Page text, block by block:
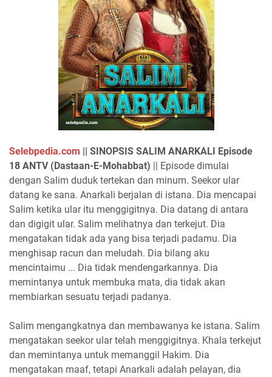
Selebpedia.com || SINOPSIS SALIM ANARKALI Episode
18 ANTV (Dastaan-E-Mohabbat) || Episode dimulai
dengan Salim duduk tertekan dan minum. Seekor ular
datang ke sana. Anarkali berjalan di istana. Dia mencapai
Salim ketika ular itu menggigitnya. Dia datang di antara
dan digigit ular. Salim melihatnya dan terkejut. Dia
mengatakan tidak ada yang bisa terjadi padamu. Dia
menghisap racun dan meludah. Dia bilang aku
mencintaimu ... Dia tidak mendengarkannya. Dia
memintanya untuk membuka mata, dia tidak akan
membiarkan sesuatu terjadi padanya.
Salim mengangkatnya dan membawanya ke istana. Salim
mengatakan seekor ular telah menggigitnya. Khala terkejut
dan memintanya untuk memanggil Hakim. Dia
mengatakan maaf, tetapi Anarkali adalah pelayan, dia